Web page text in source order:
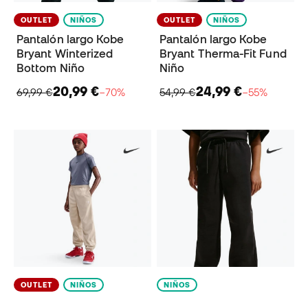
OUTLET NIÑOS
Pantalón largo Kobe
Bryant Winterized
Bottom Niño
69,99 €20,99 €−70%
OUTLET NIÑOS
Pantalón largo Kobe
Bryant Therma-Fit Fund
Niño
54,99 €24,99 €−55%
OUTLET NIÑOS NIÑOS